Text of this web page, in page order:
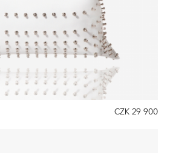
CZK 29 900